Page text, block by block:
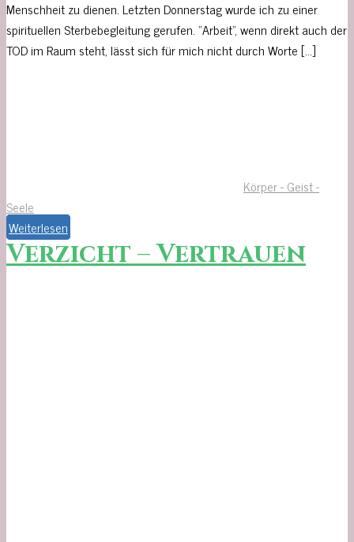
Menschheit zu dienen. Letzten Donnerstag wurde ich zu einer
spirituellen Sterbebegleitung gerufen. “Arbeit”, wenn direkt auch der
TOD im Raum steht, lässt sich für mich nicht durch Worte […]
Körper - Geist -
Seele
Weiterlesen
Verzicht – Vertrauen